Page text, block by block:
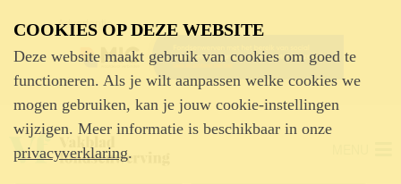
Advertentie
COOKIES OP DEZE WEBSITE
Deze website maakt gebruik van cookies om goed te
functioneren. Als je wilt aanpassen welke cookies we
mogen gebruiken, kan je jouw cookie-instellingen
wijzigen. Meer informatie is beschikbaar in onze
privacyverklaring.